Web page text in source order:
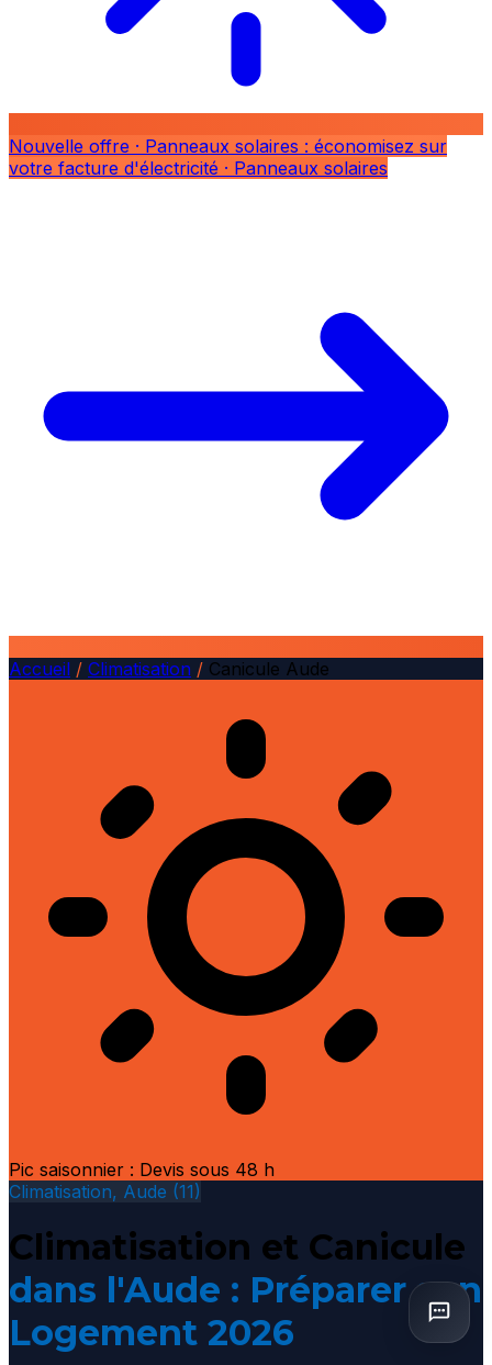
Nouvelle offre · Panneaux solaires : économisez sur
votre facture d'électricité · Panneaux solaires
Accueil / Climatisation / Canicule Aude
Pic saisonnier : Devis sous 48 h
Climatisation, Aude (11)
Climatisation et Canicule
dans l'Aude : Préparer son
Logement 2026